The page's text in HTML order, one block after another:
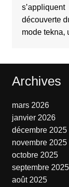
s’appliquent
découverte
mode tekna,
Archives
mars 2026
janvier 2026
décembre 2025
novembre 2025
octobre 2025
septembre 2025
août 2025